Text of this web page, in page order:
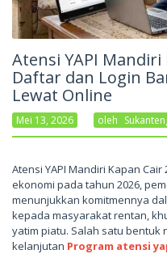
Atensi YAPI Mandiri
Daftar dan Login
Lewat Online
Mei 13, 2026 Oleh
Atensi YAPI Mandiri Kapan
ekonomi pada tahun 2026,
menunjukkan komitmennya
kepada masyarakat rentan,
yatim piatu. Salah satu
kelanjutan Program atensi